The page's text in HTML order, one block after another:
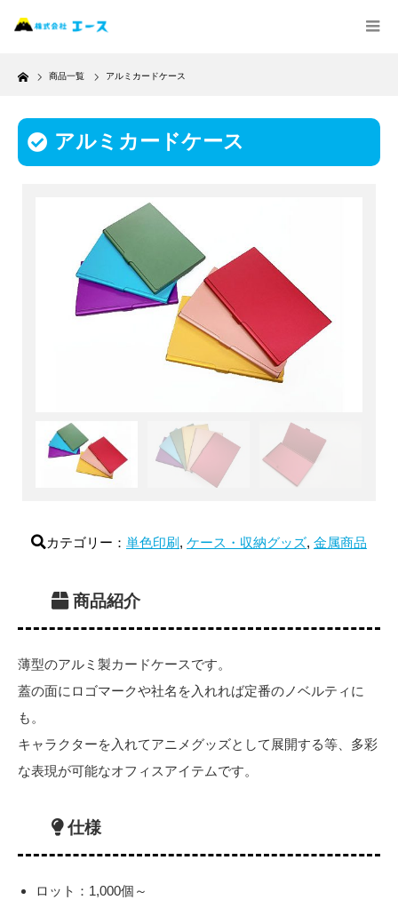
Home 商品一覧 アルミカードケース
アルミカードケース
カテゴリー： 単色印刷 , ケース・収納グッズ, 金属商品
商品紹介
薄型のアルミ製カードケースです。
蓋の面にロゴマークや社名を入れれば定番のノベルティに
も。
キャラクターを入れてアニメグッズとして展開する等、多彩
な表現が可能なオフィスアイテムです。
仕様
ロット：1,000個～